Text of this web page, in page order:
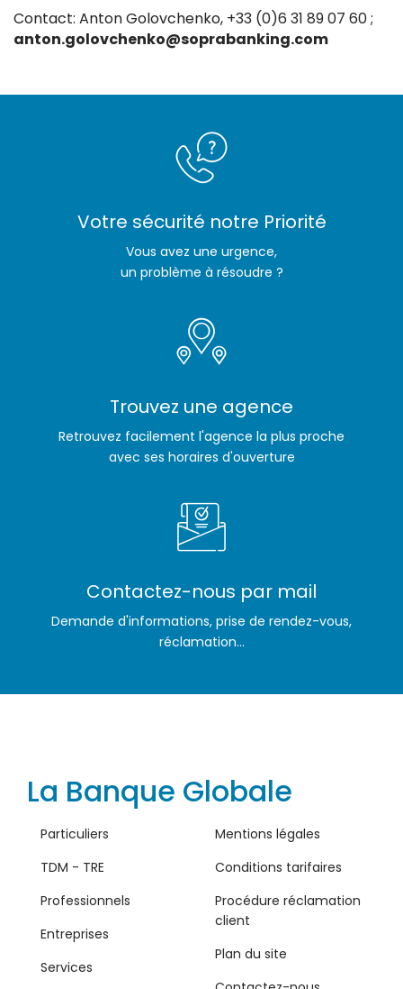
Contact: Anton Golovchenko, +33 (0)6 31 89 07 60;
anton.golovchenko@soprabanking.com
Votre sécurité notre Priorité
Vous avez une urgence,
un problème à résoudre ?
Trouvez une agence
Retrouvez facilement l'agence la plus proche
avec ses horaires d'ouverture
Contactez-nous par mail
Demande d'informations, prise de rendez-vous,
réclamation...
La Banque Globale
Particuliers
TDM - TRE
Professionnels
Entreprises
Services
Mentions légales
Conditions tarifaires
Procédure réclamation
client
Plan du site